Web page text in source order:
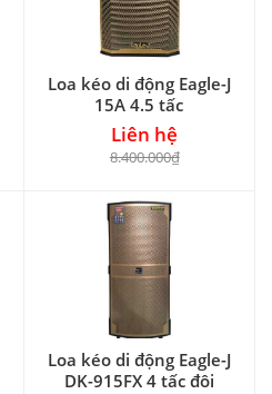
Loa kéo di động Eagle-J
15A 4.5 tấc
Liên hệ
8.400.000₫
Loa kéo di động Eagle-J
DK-915FX 4 tấc đôi